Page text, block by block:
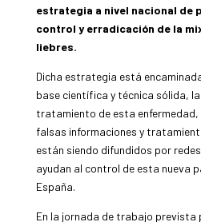
estrategia a nivel nacional de
control y erradicación de la
liebres.
Dicha estrategia está
base científica y técnica sólida,
tratamiento de esta
falsas informaciones y
están siendo difundidos por
ayudan al control de esta nueva
España.
En la jornada de trabajo